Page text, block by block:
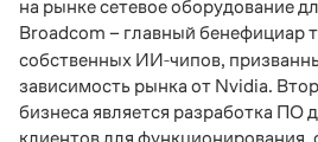
на рынке сетевое оборудование
Broadcom – главный бенефициар
собственных ИИ‑чипов,
зависимость рынка от Nvidia.
бизнеса является разработка ПО
клиентов для функционирования,